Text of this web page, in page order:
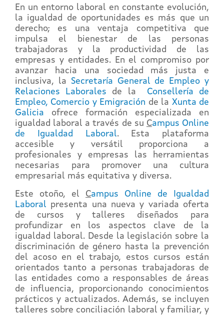
En un entorno laboral en constante evolución,
la igualdad de oportunidades es más que un
derecho; es una ventaja competitiva que
impulsa el bienestar de las personas
trabajadoras y la productividad de las
empresas y entidades. En el compromiso por
avanzar hacia una sociedad más justa e
inclusiva, la Secretaría General de Empleo y
Relaciones Laborales de la Consellería de
Empleo, Comercio y Emigración de la Xunta de
Galicia ofrece formación especializada en
igualdad laboral a través de su Campus Online
de Igualdad Laboral. Esta plataforma
accesible y versátil proporciona a
profesionales y empresas las herramientas
necesarias para promover una cultura
empresarial más equitativa y diversa.
Este otoño, el Campus Online de Igualdad
Laboral presenta una nueva y variada oferta
de cursos y talleres diseñados para
profundizar en los aspectos clave de la
igualdad laboral. Desde la legislación sobre la
discriminación de género hasta la prevención
del acoso en el trabajo, estos cursos están
orientados tanto a personas trabajadoras de
las entidades como a responsables de áreas
de influencia, proporcionando conocimientos
prácticos y actualizados. Además, se incluyen
talleres sobre conciliación laboral y familiar, y